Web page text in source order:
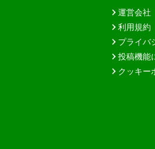
運営会社
利用規約
プライバ
投稿機能
クッキー